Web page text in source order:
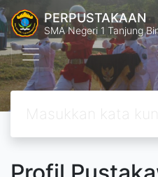
PERPUSTAKAAN
SMA Negeri 1 Tanjung